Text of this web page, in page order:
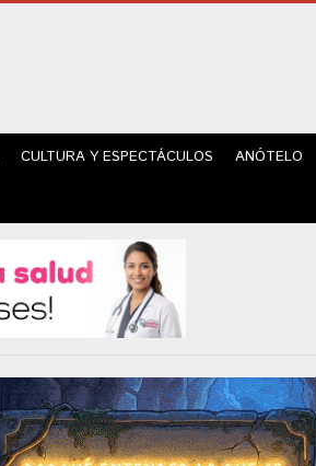
CULTURA Y ESPECTÁCULOS ANÓTELO